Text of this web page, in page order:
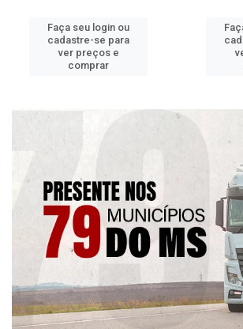
Faça seu login ou
cadastre-se para
ver preços e
comprar